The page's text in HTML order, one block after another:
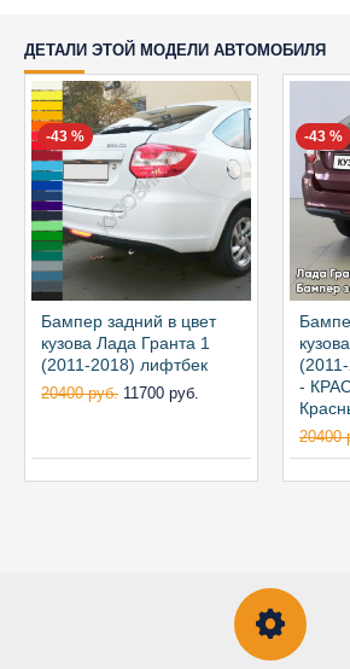
ДЕТАЛИ ЭТОЙ МОДЕЛИ АВТОМОБИЛЯ
-43 %
Бампер задний в цвет
кузова Лада Гранта 1
(2011-2018) лифтбек
20400 руб. 11700 руб.
-43 %
-
20400